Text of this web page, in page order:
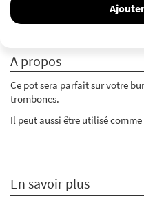
A propos
Ce pot sera parfait sur votre
trombones.
Il peut aussi être utilisé
En savoir plus